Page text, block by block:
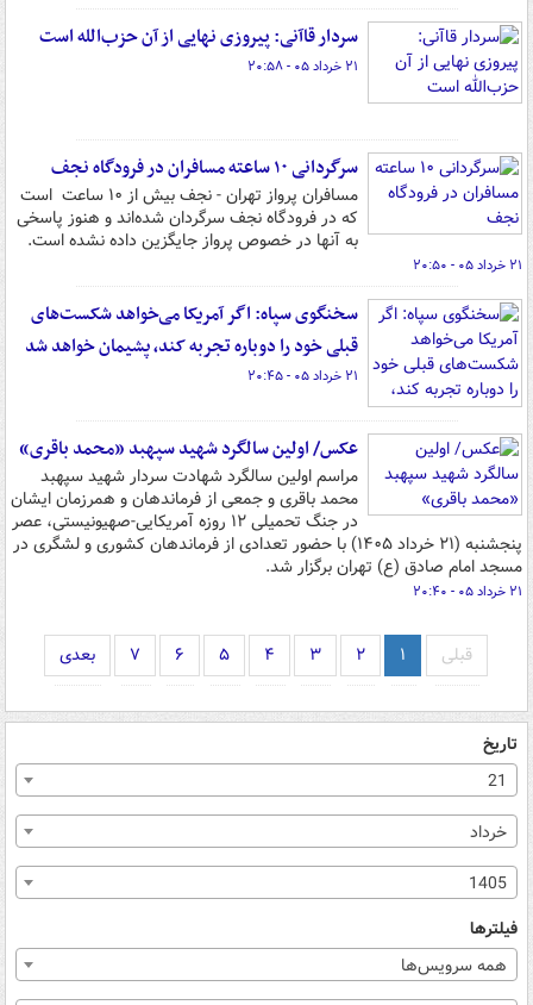
سردار قاآنی: پیروزی نهایی از آن حزب‌الله است
۲۱ خرداد ۰۵ - ۲۰:۵۸
سرگردانی ۱۰ ساعته مسافران در فرودگاه نجف
مسافران پرواز تهران - نجف بیش از ۱۰ ساعت است
که در فرودگاه نجف سرگردان شده‌اند و هنوز پاسخی
به آنها در خصوص پرواز جایگزین داده نشده است.
۲۱ خرداد ۰۵ - ۲۰:۵۰
سخنگوی سپاه: اگر آمریکا می‌خواهد شکست‌های
قبلی خود را دوباره تجربه کند، پشیمان خواهد شد
۲۱ خرداد ۰۵ - ۲۰:۴۵
عکس/ اولین سالگرد شهید سپهبد «محمد باقری»
مراسم اولین سالگرد شهادت سردار شهید سپهبد
محمد باقری و جمعی از فرماندهان و همرزمان ایشان
در جنگ تحمیلی ۱۲ روزه آمریکایی-صهیونیستی، عصر
پنجشنبه (۲۱ خرداد ۱۴۰۵) با حضور تعدادی از فرماندهان کشوری و لشگری در
مسجد امام صادق (ع) تهران برگزار شد.
۲۱ خرداد ۰۵ - ۲۰:۴۰
قبلی ۱ ۲ ۳ ۴ ۵ ۶ ۷ بعدی
تاریخ
21
خرداد
1405
فیلترها
همه سرویس‌ها